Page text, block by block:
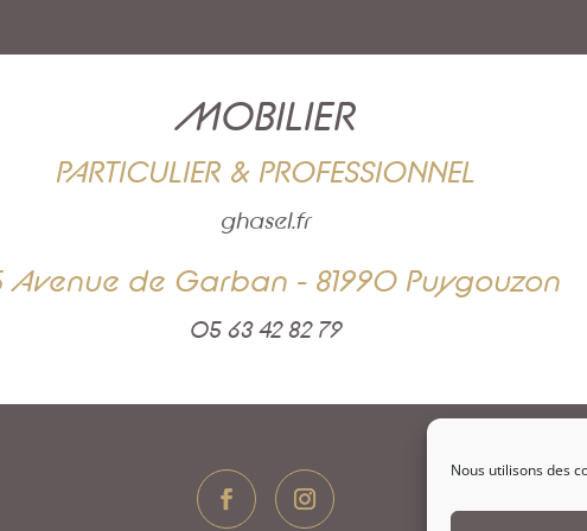
Nous utilisons des
MOBILIER
PARTICULIER & PROFESSIONNEL
ghasel.fr
Avenue de Garban - 81990 Puygouzon
05 63 42 82 79